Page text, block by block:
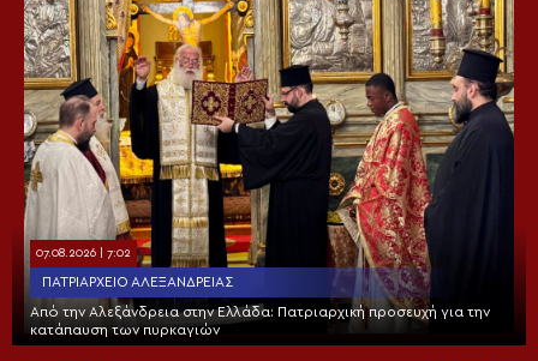
07.08.2026 | 7:02
ΠΑΤΡΙΑΡΧΕΊΟ ΑΛΕΞΑΝΔΡΕΊΑΣ
Από την Αλεξάνδρεια στην Ελλάδα: Πατριαρχική προσευχή για την
κατάπαυση των πυρκαγιών